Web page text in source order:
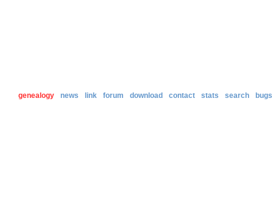
genealogy news link forum download contact stats search bugs